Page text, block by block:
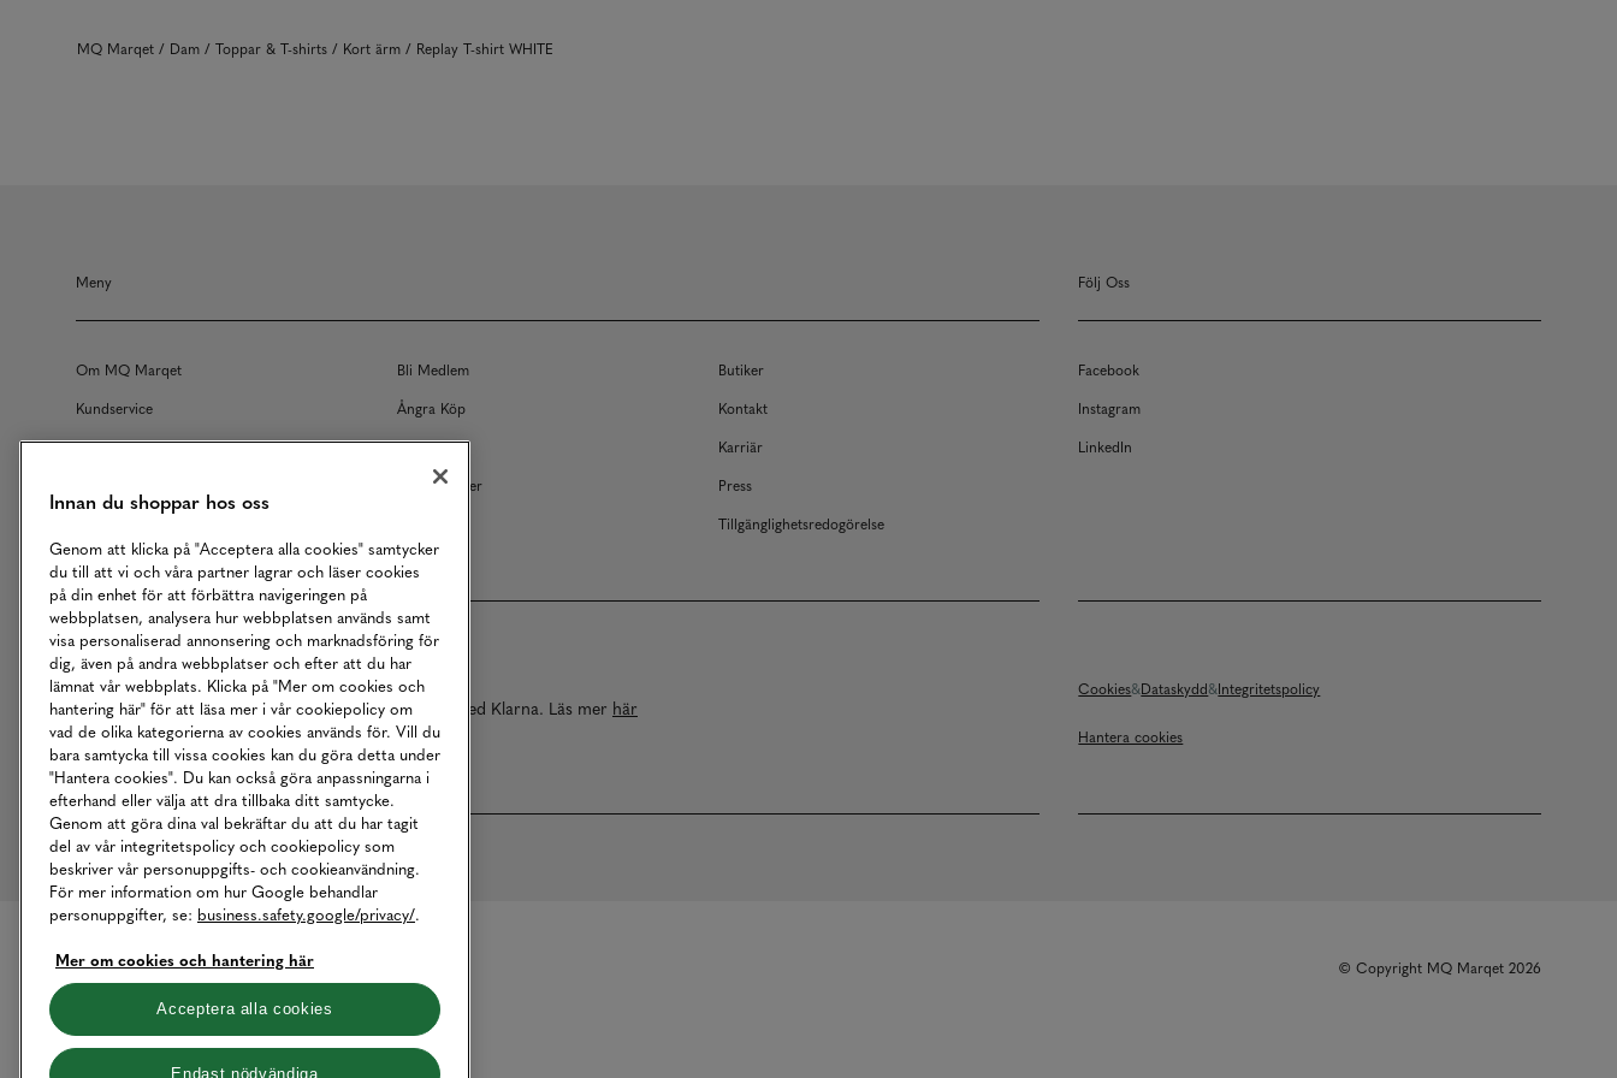
MQ Marqet Dam Toppar & T-shirts Kort ärm Replay T-shirt WHITE
Meny
Om MQ Marqet Bli Medlem
Butiker
Kundservice
Ångra Köp
Kontakt
Returer
Köpvillkor
Karriär
Våra Tjänster
Press
Tillgänglighetsredogörelse
Följ Oss
Facebook
Instagram
LinkedIn
Betalningar online sköts i samarbete med Klarna. Läs mer här
Cookies Dataskydd Integritetspolicy
Hantera cookies
© Copyright MQ Marqet 2026
Innan du shoppar hos oss
Genom att klicka på "Acceptera alla cookies" samtycker
du till att vi och våra partner lagrar och läser cookies
på din enhet för att förbättra navigeringen på
webbplatsen, analysera hur webbplatsen används samt
visa personaliserad annonsering och marknadsföring för
dig, även på andra webbplatser och efter att du har
lämnat vår webbplats. Klicka på "Mer om cookies och
hantering här" för att läsa mer i vår cookiepolicy om
vad de olika kategorierna av cookies används för. Vill du
bara samtycka till vissa cookies kan du göra detta under
"Hantera cookies". Du kan också göra anpassningarna i
efterhand eller välja att dra tillbaka ditt samtycke.
Genom att göra dina val bekräftar du att du har tagit
del av vår integritetspolicy och cookiepolicy som
beskriver vår personuppgifts- och cookieanvändning.
För mer information om hur Google behandlar
personuppgifter, se: business.safety.google/privacy/.
Mer om cookies och hantering här
Acceptera alla cookies
Endast nödvändiga